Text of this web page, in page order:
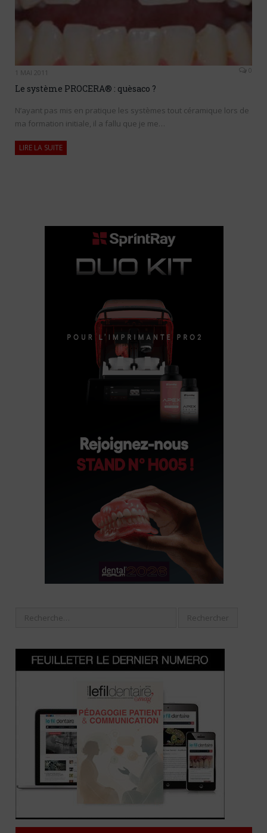
1 MAI 2011 0
Le système PROCERA® : quèsaco ?
N’ayant pas mis en pratique les systèmes tout céramique lors de
ma formation initiale, il a fallu que je me…
LIRE LA SUITE